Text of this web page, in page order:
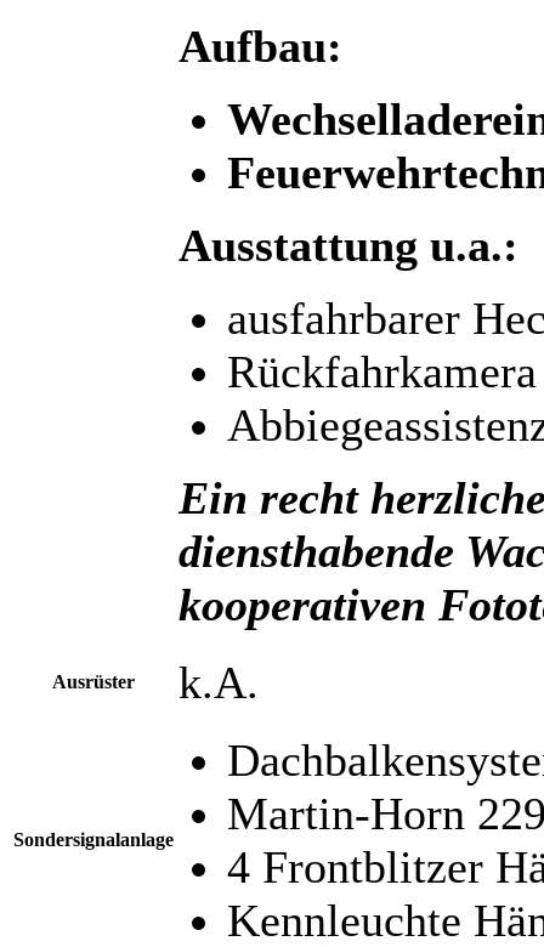
Aufbau:
Ausstattung u.a.:
ausfahrbarer
Rückfahrkamera
Ein recht
diensthabende
kooperativen
Ausrüster k.A.
Sondersignalanlage
Martin-Horn
4 Frontblitzer
Kennleuchte